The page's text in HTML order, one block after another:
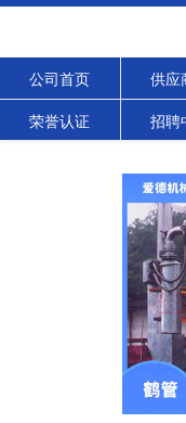
公司首页 供应
荣誉认证 招聘